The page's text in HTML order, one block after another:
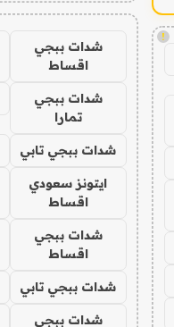
!
شدات ببجي
اقساط
شدات ببجي
تمارا
شدات ببجي تابي
ايتونز سعودي
اقساط
شدات ببجي
اقساط
شدات ببجي تابي
شدات ببجي